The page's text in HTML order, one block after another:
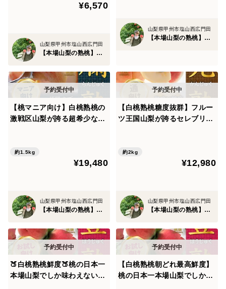
したくない大切な方や重要な仕事先の企業や重役、祝い
桃日本一の本場山梨ブランド桃を幸せを祈願すると共に
お届けしませんか？(^^♪
※特別に品種指定してお届けする桃ですので個数上限に
なった時点で即終了となるのでお早めに予約枠を確保し
ておいてください。
り【朝どれ】🍑7月上旬予約
¥6,570
山梨県甲州市塩山西広門田
【本場山梨の熟桃】北井桃園～ぴ～ち姫の桃畑～
山梨県甲州市塩山西広門田
【本場山梨の熟桃】北井桃園～ぴ～ち姫の桃畑～
【桃マニア向け】白桃熟桃の
激戦区山梨が誇る超希少な
リギリまで熟したもも【贈答
用】約1.5kg🍑お中元ギフト
約1.5kg
¥19,480
山梨県甲州市塩山西広門田
【本場山梨の熟桃】北井桃園～ぴ～ち姫の桃畑～
【白桃熟桃糖度抜群】フルー
ツ王国山梨が誇るセレブリテ
☆お得用約2kg🍑敬老の日ギ
フト🍑【朝どれ】【7月中旬
約2kg
¥12,980
山梨県甲州市塩山西広門田
【本場山梨の熟桃】北井桃園～ぴ～ち姫の桃畑～
🍑白桃熟桃鮮度🍑桃の日本一
本場山梨でしか味わえないイ
【白桃熟桃朝どれ最高鮮度】
桃の日本一本場山梨でしか味